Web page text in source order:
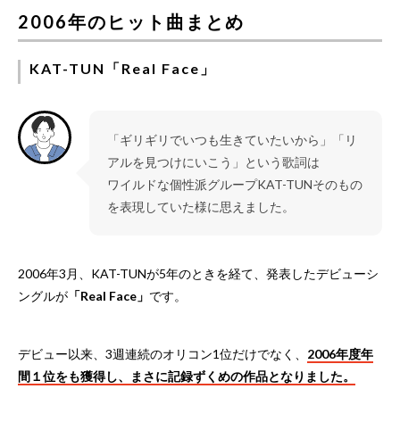
2006年のヒット曲まとめ
KAT-TUN「Real Face」
「ギリギリでいつも生きていたいから」「リ
アルを見つけにいこう」という歌詞は
ワイルドな個性派グループKAT-TUNそのもの
を表現していた様に思えました。
2006年3月、KAT-TUNが5年のときを経て、発表したデビューシ
ングルが 「Real Face」 です。
デビュー以来、3週連続のオリコン1位だけでなく、 2006年度年
間１位をも獲得し、まさに記録ずくめの作品となりました。